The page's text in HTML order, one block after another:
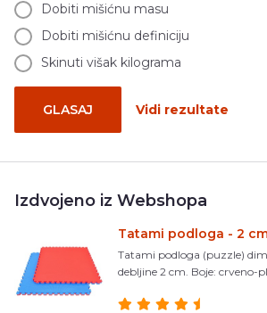
Dobiti mišićnu masu
Dobiti mišićnu definiciju
Skinuti višak kilograma
GLASAJ Vidi rezultate
Izdvojeno iz Webshopa
Tatami podloga - 2
Tatami podloga (puzzle)
debljine 2 cm. Boje: crveno-